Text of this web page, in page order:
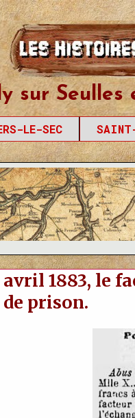
sur
sur
LE-SEC
avril 1883, le
prison.